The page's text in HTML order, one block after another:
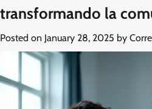
transformando la
Posted on January 28, 2025 by